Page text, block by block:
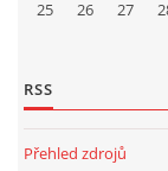
25
26 27
RSS
Přehled zdrojů